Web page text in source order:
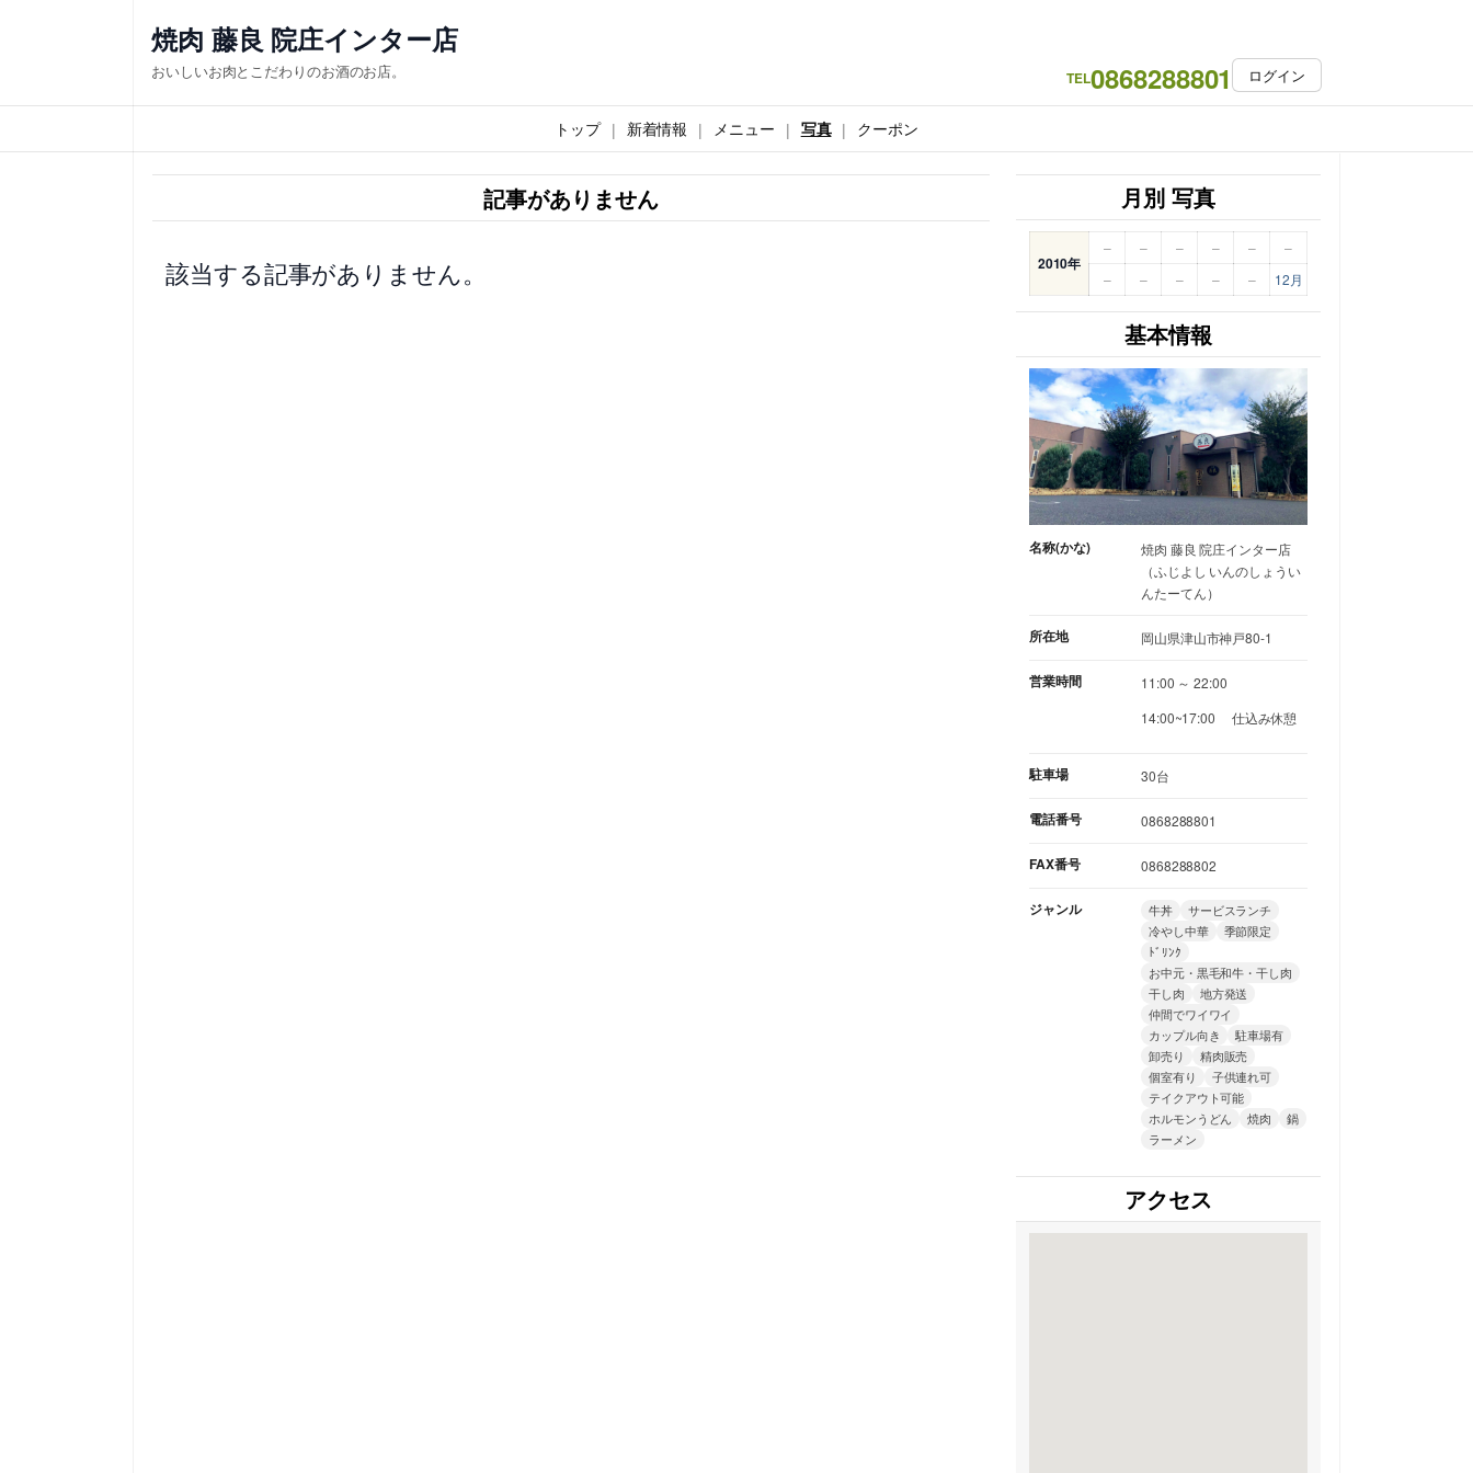
ス
キ
焼肉 藤良 院庄インター店
おいしいお肉とこだわりのお酒のお店。 TEL0868288801 ログイン
トップ 新着情報 メニュー 写真 クーポン
記事がありません
該当する記事がありません。
月別 写真
2010年
– – – – –
–
–
– – – – 12月
基本情報
名称(かな)
焼肉 藤良 院庄インター店
（ふじよし いんのしょうい
んたーてん）
所在地 岡山県津山市神戸80-1
営業時間
11:00 ～ 22:00
14:00~17:00 仕込み休憩
駐車場 30台
電話番号 0868288801
FAX番号 0868288802
ジャンル 牛丼
サービスランチ
冷やし中華
季節限定
ﾄﾞﾘﾝｸ
お中元・黒毛和牛・干し肉
干し肉
地方発送
仲間でワイワイ
カップル向き
駐車場有
卸売り
精肉販売
個室有り
子供連れ可
テイクアウト可能
ホルモンうどん
焼肉
鍋
ラーメン
アクセス